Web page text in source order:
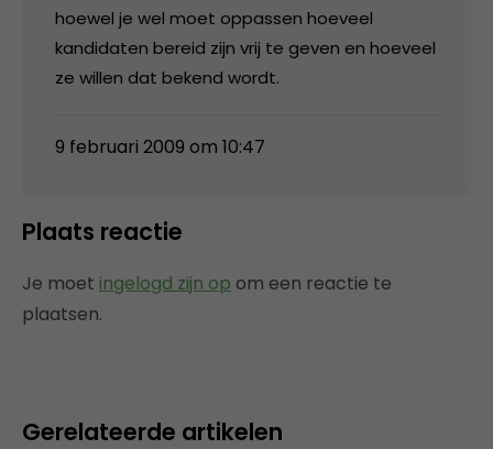
hoewel je wel moet oppassen hoeveel
kandidaten bereid zijn vrij te geven en hoeveel
ze willen dat bekend wordt.
9 februari 2009 om 10:47
Plaats reactie
Je moet ingelogd zijn op om een reactie te
plaatsen.
Gerelateerde artikelen